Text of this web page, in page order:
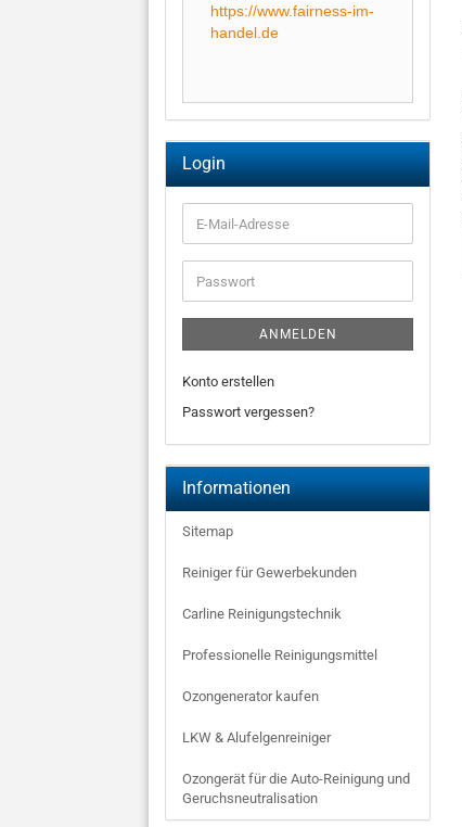
https://www.fairness-im-
handel.de
Login
E-
Mail-
Adresse
Passwort
ANMELDEN
Konto erstellen
Passwort vergessen?
Informationen
Sitemap
Reiniger für Gewerbekunden
Carline Reinigungstechnik
Professionelle Reinigungsmittel
Ozongenerator kaufen
LKW & Alufelgenreiniger
Ozongerät für die Auto-Reinigung und
Geruchsneutralisation